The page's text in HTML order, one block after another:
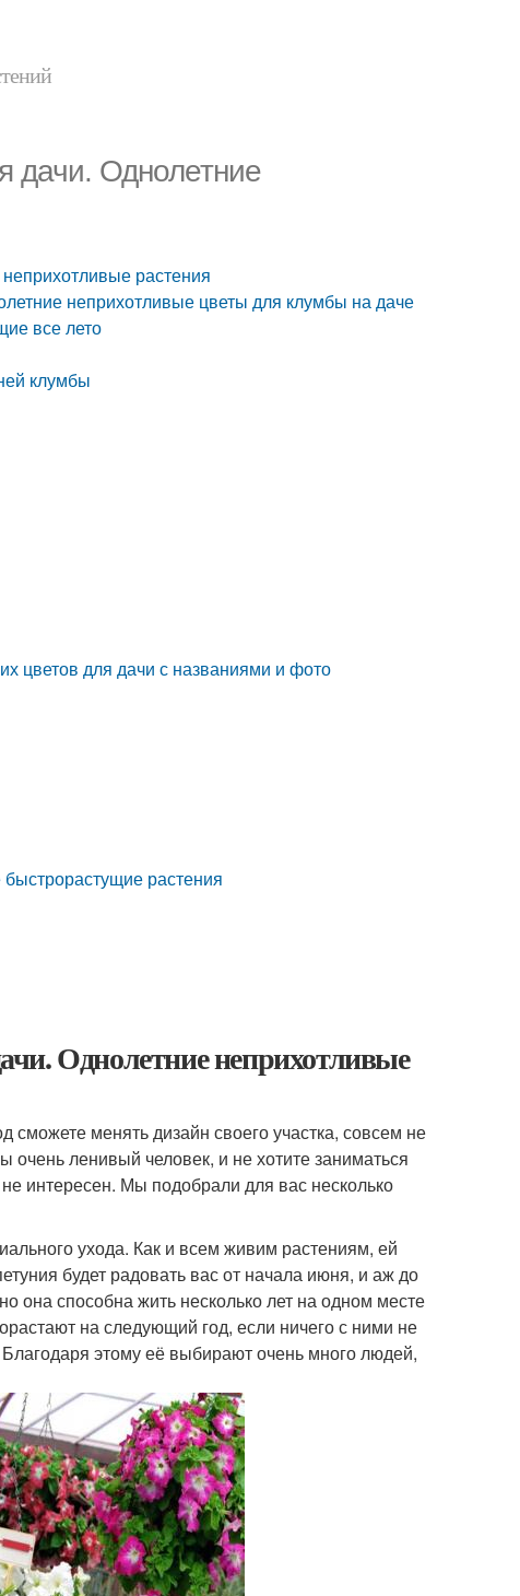
дачи. Однолетние
растения
неприхотливые цветы для клумбы на даче
все лето
клумбы
цветов для дачи с названиями и фото
растения
Однолетние неприхотливые
менять дизайн своего участка, совсем не
ленивый человек, и не хотите заниматься
интересен. Мы подобрали для вас несколько
ухода. Как и всем живим растениям, ей
будет радовать вас от начала июня, и аж до
она способна жить несколько лет на одном месте
на следующий год, если ничего с ними не
этому её выбирают очень много людей,